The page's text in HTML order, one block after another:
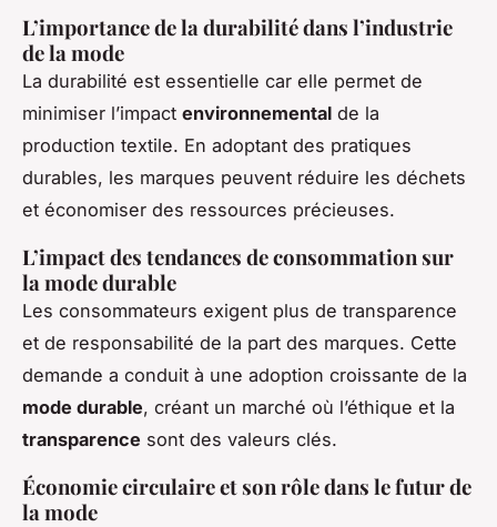
L’importance de la durabilité dans l’industrie
de la mode
La durabilité est essentielle car elle permet de
minimiser l’impact environnemental de la
production textile. En adoptant des pratiques
durables, les marques peuvent réduire les déchets
et économiser des ressources précieuses.
L’impact des tendances de consommation sur
la mode durable
Les consommateurs exigent plus de transparence
et de responsabilité de la part des marques. Cette
demande a conduit à une adoption croissante de la
mode durable, créant un marché où l’éthique et la
transparence sont des valeurs clés.
Économie circulaire et son rôle dans le futur de
la mode